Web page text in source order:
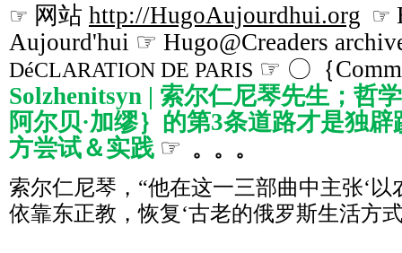
☞ 网站 http://HugoAujourdhui.org ☞
Aujourd'hui ☞ Hugo@Creaders
DéCLARATION DE PARIS ☞ 〇｛
Solzhenitsyn | 索尔仁尼琴先生；哲
阿尔贝·加缪｝的第3条道路才是独
方尝试＆实践 ☞ 。。。
索尔仁尼琴，“他在这一三部曲中主张‘以
依靠东正教，恢复‘古老的俄罗斯生活方